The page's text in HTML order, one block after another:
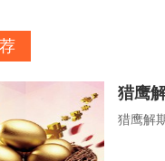
猎鹰
猎鹰解